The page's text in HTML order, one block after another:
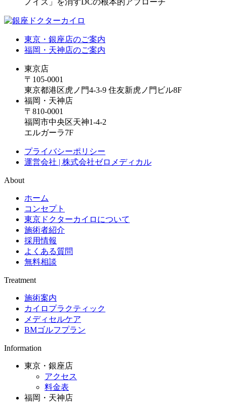
東京・銀座店のご案内
福岡・天神店のご案内
東京店
〒105-0001
東京都港区虎ノ門4-3-9 住友新虎ノ門ビル8F
福岡・天神店
〒810-0001
福岡市中央区天神1-4-2
エルガーラ7F
プライバシーポリシー
運営会社 | 株式会社ゼロメディカル
About
ホーム
コンセプト
東京ドクターカイロについて
施術者紹介
採用情報
よくある質問
無料相談
Treatment
施術案内
カイロプラクティック
メディセルケア
BMゴルフプラン
Information
東京・銀座店
アクセス
料金表
福岡・天神店